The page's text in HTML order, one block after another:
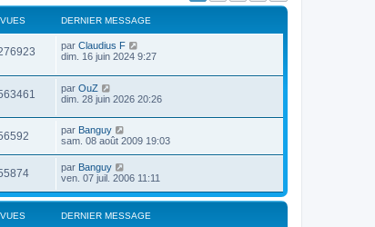
VUES DERNIER MESSAGE
par Claudius F
dim. 16 juin 2024 9:27
par OuZ
dim. 28 juin 2026 20:26
par Banguy
sam. 08 août 2009 19:03
par Banguy
ven. 07 juil. 2006 11:11
VUES DERNIER MESSAGE